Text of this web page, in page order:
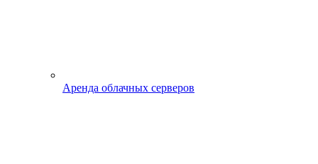
Аренда облачных серверов